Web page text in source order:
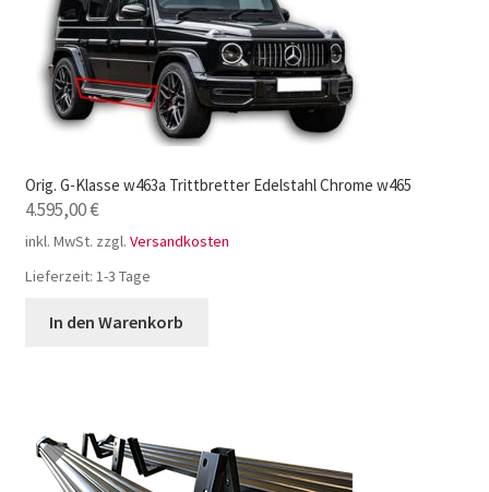
Orig. G-Klasse w463a Trittbretter Edelstahl Chrome w465
4.595,00€
inkl. MwSt. zzgl. Versandkosten
Lieferzeit: 1-3 Tage
In den Warenkorb